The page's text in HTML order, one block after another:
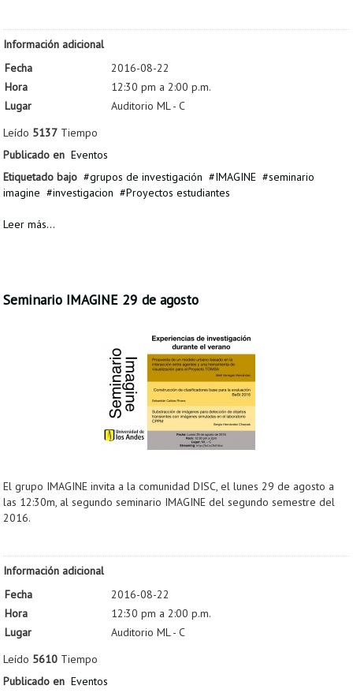
Información adicional
Fecha
2016-08-22
Hora
12:30 pm a 2:00 p.m.
Lugar
Auditorio ML - C
Leído 5137 Tiempo
Publicado en Eventos
Etiquetado bajo
grupos de investigación IMAGINE
seminario
imagine
investigacion Proyectos estudiantes
Leer más...
Seminario IMAGINE 29 de agosto
El grupo IMAGINE invita a la comunidad DISC, el lunes 29 de agosto a
las 12:30m, al segundo seminario IMAGINE del segundo semestre del
2016.
Información adicional
Fecha
2016-08-22
Hora
12:30 pm a 2:00 p.m.
Lugar
Auditorio ML - C
Leído 5610 Tiempo
Publicado en Eventos